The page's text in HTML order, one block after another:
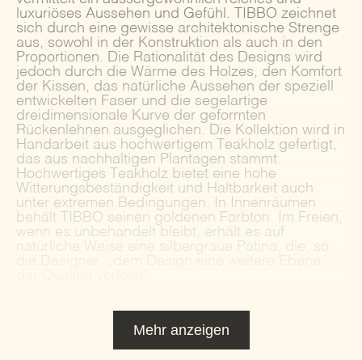
luxuriöses Aussehen und Gefühl. TIBBO zeichnet
sich durch eine gewisse architektonische Strenge
aus, sowohl in der Konstruktion als auch in den
Proportionen. Die Rationalität des Designs wird
jedoch durch die Wärme des Holzes, den Komfort
der Kissen, das natürliche Aussehen der speziell
entwickelten Faser und die segelartige
dreidimensionale Kurve der geformten
Rückenlehnen ausgeglichen. Die Kollektion wird in
Handarbeit aus hochwertigem Teakholz gefertigt,
das aus nachhaltigen Plantagen stammt.
Hochwertiges Teakholz bietet eine hohe
Witterungsbeständigkeit und Haltbarkeit auch
unter extremen Bedingungen. In Innenräumen
behält TIBBO seinen goldenen Farbton. Im Freien,
wenn es unbehandelt bleibt, erhält es auf
natürliche Weise eine silbergraue Patina, die, so
Mehr anzeigen